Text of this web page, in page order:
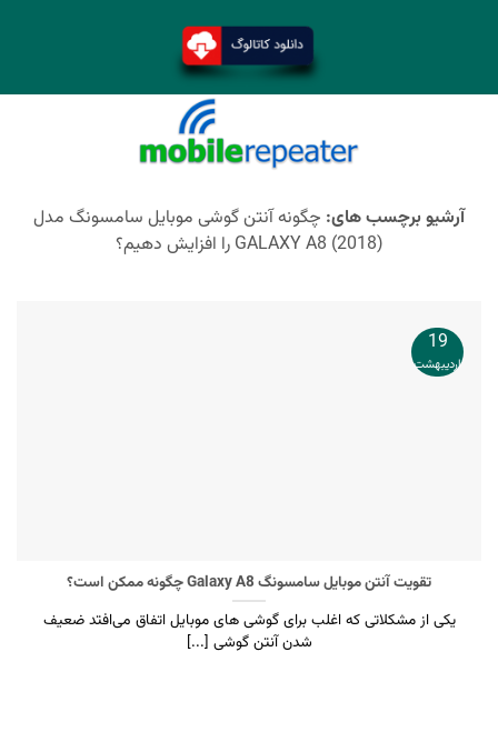
آرشیو برچسب های: چگونه آنتن گوشی موبایل سامسونگ مدل
GALAXY A8 (2018) را افزایش دهیم؟
تقویت آنتن موبایل سامسونگ Galaxy A8 چگونه ممکن است؟
یکی از مشکلاتی که اغلب برای گوشی های موبایل اتفاق می‌افتد ضعیف
شدن آنتن گوشی [...]
19
اردیبهشت